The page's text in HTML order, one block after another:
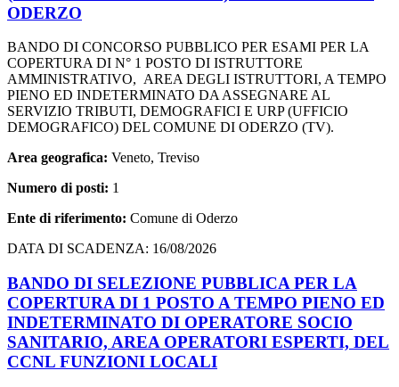
ODERZO
BANDO DI CONCORSO PUBBLICO PER ESAMI PER LA
COPERTURA DI N° 1 POSTO DI ISTRUTTORE
AMMINISTRATIVO, AREA DEGLI ISTRUTTORI, A TEMPO
PIENO ED INDETERMINATO DA ASSEGNARE AL
SERVIZIO TRIBUTI, DEMOGRAFICI E URP (UFFICIO
DEMOGRAFICO) DEL COMUNE DI ODERZO (TV).
Area geografica: Veneto, Treviso
Numero di posti: 1
Ente di riferimento: Comune di Oderzo
DATA DI SCADENZA: 16/08/2026
BANDO DI SELEZIONE PUBBLICA PER LA
COPERTURA DI 1 POSTO A TEMPO PIENO ED
INDETERMINATO DI OPERATORE SOCIO
SANITARIO, AREA OPERATORI ESPERTI, DEL
CCNL FUNZIONI LOCALI